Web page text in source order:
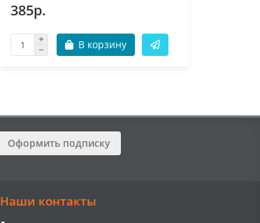
385р.
В корзину
Оформить подписку
Наши контакты